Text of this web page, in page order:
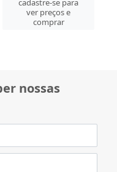
cadastre-se para
ver preços e
comprar
nossas